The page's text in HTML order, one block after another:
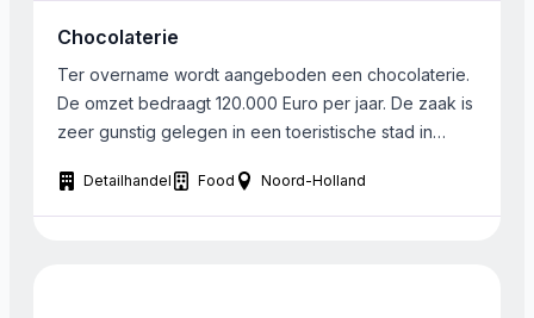
Chocolaterie
Ter overname wordt aangeboden een chocolaterie.
De omzet bedraagt 120.000 Euro per jaar. De zaak is
zeer gunstig gelegen in een toeristische stad in
inventaris bedraagt € 85.000. Huidige eigenaar is
enthousiast bereid de overname optimaal te
Detailhandel Food Noord-Holland